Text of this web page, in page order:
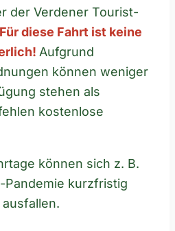
der Verdener Tourist-
Für diese Fahrt ist keine
Aufgrund
können weniger
stehen als
kostenlose
können sich z. B.
kurzfristig